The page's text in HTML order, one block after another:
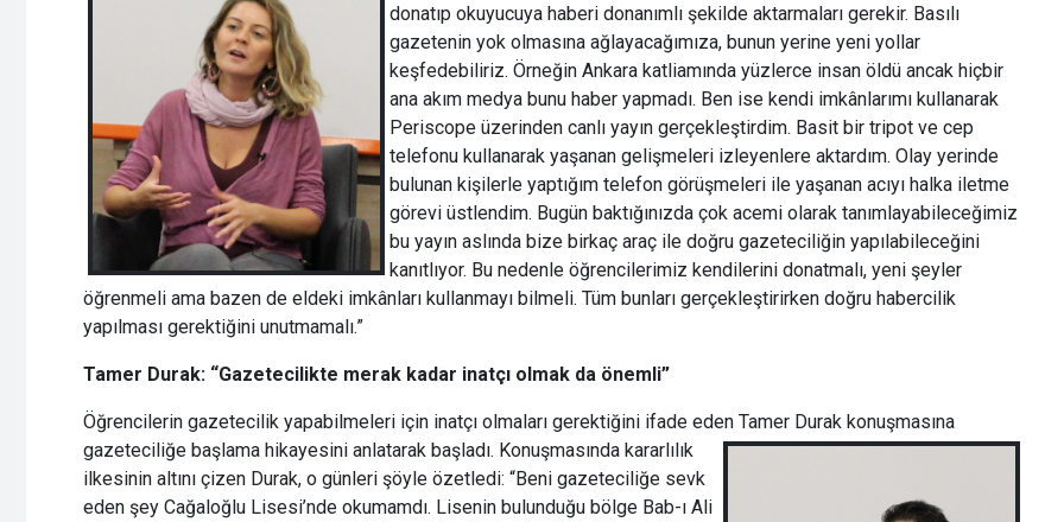
donatıp okuyucuya haberi donanımlı şekilde aktarmaları gerekir. Basılı
gazetenin yok olmasına ağlayacağımıza, bunun yerine yeni yollar
keşfedebiliriz. Örneğin Ankara katliamında yüzlerce insan öldü ancak hiçbir
ana akım medya bunu haber yapmadı. Ben ise kendi imkânlarımı kullanarak
Periscope üzerinden canlı yayın gerçekleştirdim. Basit bir tripot ve cep
telefonu kullanarak yaşanan gelişmeleri izleyenlere aktardım. Olay yerinde
bulunan kişilerle yaptığım telefon görüşmeleri ile yaşanan acıyı halka iletme
görevi üstlendim. Bugün baktığınızda çok acemi olarak tanımlayabileceğimiz
bu yayın aslında bize birkaç araç ile doğru gazeteciliğin yapılabileceğini
kanıtlıyor. Bu nedenle öğrencilerimiz kendilerini donatmalı, yeni şeyler
öğrenmeli ama bazen de eldeki imkânları kullanmayı bilmeli. Tüm bunları gerçekleştirirken doğru habercilik
yapılması gerektiğini unutmamalı.”
Tamer Durak: “Gazetecilikte merak kadar inatçı olmak da önemli”
Öğrencilerin gazetecilik yapabilmeleri için inatçı olmaları gerektiğini ifade eden Tamer Durak konuşmasına
gazeteciliğe başlama hikayesini anlatarak başladı. Konuşmasında kararlılık
ilkesinin altını çizen Durak, o günleri şöyle özetledi: “Beni gazeteciliğe sevk
eden şey Cağaloğlu Lisesi’nde okumamdı. Lisenin bulunduğu bölge Bab-ı Ali